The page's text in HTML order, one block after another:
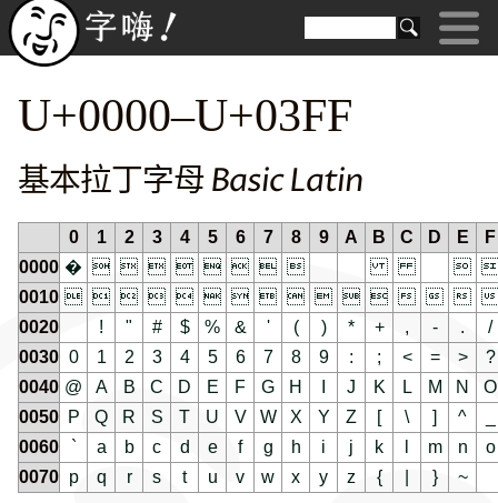
U+0000–U+03FF
基本拉丁字母 Basic Latin
0 1 2 3 4 5 6 7 8 9 A B C D E
F
0000 �          
0010            
0020
! " # $ % & ' ( ) * + , - .
/
0030 0 1 2 3 4 5 6 7 8 9 : ; < = >
?
0040 @ A B C D E F G H J K L M N
O
0050 P Q R S T U V W X Y Z [ \ ] ^
0060
` a b c d e f g h i j k m n
o
0070 p q r s t u v w x y z { } ~